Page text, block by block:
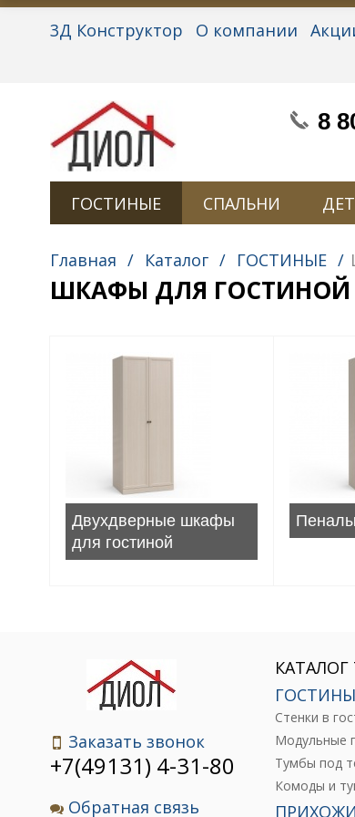
3Д Конструктор О компании
8
ГОСТИНЫЕ СПАЛЬНИ
Главная / Каталог / ГОСТИНЫЕ /
ШКАФЫ ДЛЯ ГОСТИНОЙ
Двухдверные шкафы
для гостиной
Пеналы
Заказать звонок
+7(49131) 4-31-80
Обратная связь
Стенки в
Модульные
Тумбы под